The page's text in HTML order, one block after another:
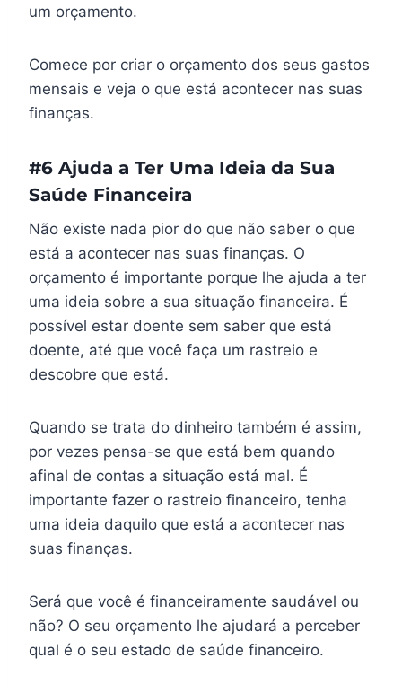
um orçamento.
Comece por criar o orçamento dos seus gastos
mensais e veja o que está acontecer nas suas
finanças.
#6 Ajuda a Ter Uma Ideia da Sua
Saúde Financeira
Não existe nada pior do que não saber o que
está a acontecer nas suas finanças. O
orçamento é importante porque lhe ajuda a ter
uma ideia sobre a sua situação financeira. É
possível estar doente sem saber que está
doente, até que você faça um rastreio e
descobre que está.
Quando se trata do dinheiro também é assim,
por vezes pensa-se que está bem quando
afinal de contas a situação está mal. É
importante fazer o rastreio financeiro, tenha
uma ideia daquilo que está a acontecer nas
suas finanças.
Será que você é financeiramente saudável ou
não? O seu orçamento lhe ajudará a perceber
qual é o seu estado de saúde financeiro.